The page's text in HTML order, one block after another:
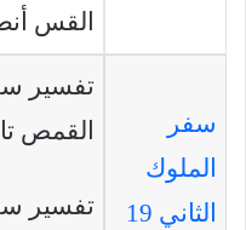
القس
سفر
الملوك
الثاني 19
القمص